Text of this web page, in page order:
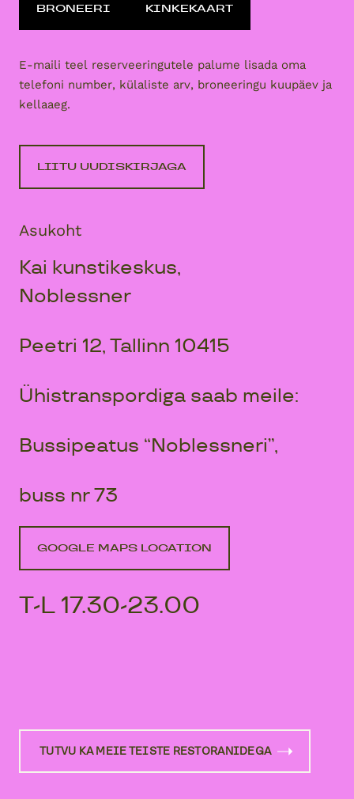
BRONEERI KINKEKAART
E-maili teel reserveeringutele palume lisada oma
telefoni number, külaliste arv, broneeringu kuupäev ja
kellaaeg.
LIITU UUDISKIRJAGA
Asukoht
Kai kunstikeskus,
Noblessner
Peetri 12, Tallinn 10415
Ühistranspordiga saab meile:
Bussipeatus “Noblessneri”,
buss nr 73
GOOGLE MAPS LOCATION
T-L 17.30-23.00
TUTVU KA MEIE TEISTE RESTORANIDEGA